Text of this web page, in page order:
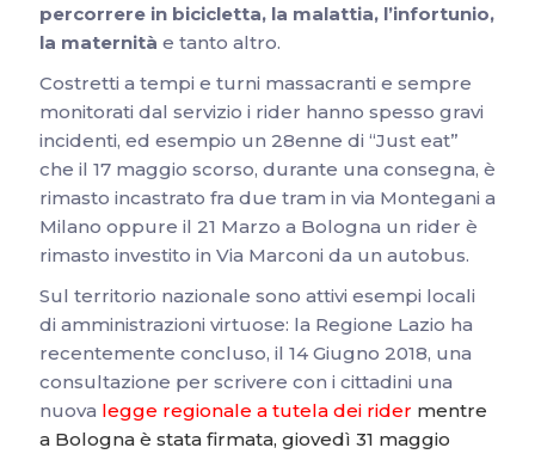
percorrere in bicicletta, la malattia, l’infortunio,
la maternità e tanto altro.
Costretti a tempi e turni massacranti e sempre
monitorati dal servizio i rider hanno spesso gravi
incidenti, ed esempio un 28enne di “Just eat”
che il 17 maggio scorso, durante una consegna, è
rimasto incastrato fra due tram in via Montegani a
Milano oppure il 21 Marzo a Bologna un rider è
rimasto investito in Via Marconi da un autobus.
Sul territorio nazionale sono attivi esempi locali
di amministrazioni virtuose: la Regione Lazio ha
recentemente concluso, il 14 Giugno 2018, una
consultazione per scrivere con i cittadini una
nuova legge regionale a tutela dei rider mentre
a Bologna è stata firmata, giovedì 31 maggio